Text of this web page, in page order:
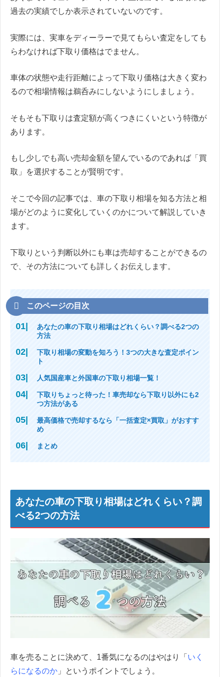
過去の実績でしか表示されていないのです。
実際には、実車をディーラーで見てもらい査定をしても
らわなければ下取り価格はでません。
車体の状態や走行距離によって下取り価格は大きく変わ
るので相場情報は鵜呑みにしないようにしましょう。
そもそも下取りは査定額が高くつきにくいという特徴が
あります。
もし少しでも高い売却金額を望んでいるのであれば「買
取」を選択することが賢明です。
そこで今回の記事では、車の下取り相場を知る方法と相
場がどのように変化していくのかについて解説していき
ます。
下取りという判断以外にも車は売却することができるの
で、その方法についても詳しくお伝えします。
このページの目次
あなたの車の下取り相場はどれくらい？調べる2つの
方法
下取り相場の変動を知ろう！3つの大きな査定ポイン
ト
人気国産車と外国車の下取り相場一覧！
下取りちょっと待った！車売却なら下取り以外にも2
つ方法がある
最高価格で売却するなら「一括査定×買取」がおすす
め
まとめ
あなたの車の下取り相場はどれくらい？調
べる2つの方法
車を売ることに決めて、1番気になるのはやはり「 いく
らになるのか 」というポイントでしょう。